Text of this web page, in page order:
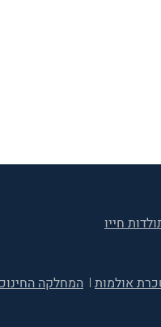
חייו
אולמות המחלקה